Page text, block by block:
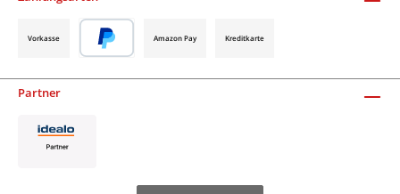
Vorkasse Amazon Pay Kreditkarte
Partner